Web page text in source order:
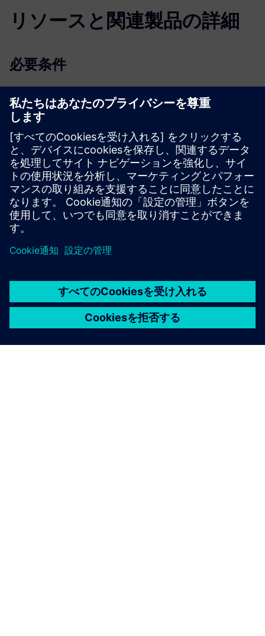
リソースと関連製品の詳細
必要条件
Microsoft® Windows® 10（Windows 7 SP1とWindows 8の
限定サポート）
2ギガバイトのラム
40ギガバイトのハードディスク — 7200RPM
クラウドベースのライセンス管理にはインターネット接続
が必要です
インテル® Core™ I3（または同等のもの）32ビットまたは
64ビットプロセッサー
解像度1280x1024インチの17インチのモニター